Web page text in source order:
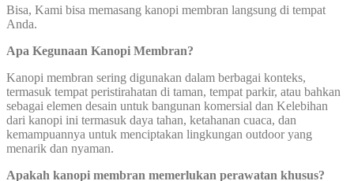
Bisa, Kami bisa memasang kanopi membran langsung di tempat
Anda.
Apa Kegunaan Kanopi Membran?
Kanopi membran sering digunakan dalam berbagai konteks,
termasuk tempat peristirahatan di taman, tempat parkir, atau bahkan
sebagai elemen desain untuk bangunan komersial dan Kelebihan
dari kanopi ini termasuk daya tahan, ketahanan cuaca, dan
kemampuannya untuk menciptakan lingkungan outdoor yang
menarik dan nyaman.
Apakah kanopi membran memerlukan perawatan khusus?